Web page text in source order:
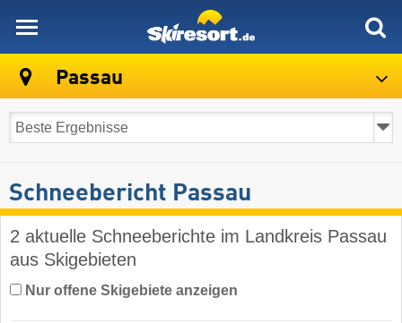
Passau
Schneebericht Passau
2 aktuelle Schneeberichte im Landkreis Passau
aus Skigebieten
Nur offene Skigebiete anzeigen